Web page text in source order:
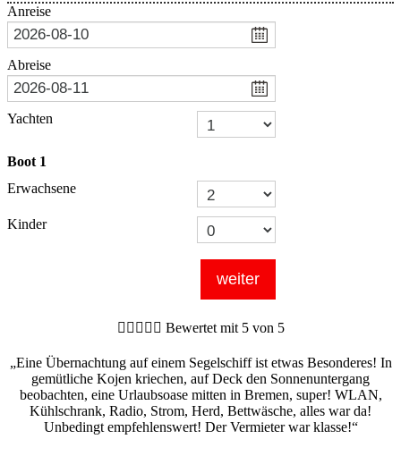
Anreise
Abreise
Yachten
Boot 1
Erwachsene
Kinder
weiter
     Bewertet mit 5 von 5
„Eine Übernachtung auf einem Segelschiff ist etwas Besonderes! In
gemütliche Kojen kriechen, auf Deck den Sonnenuntergang
beobachten, eine Urlaubsoase mitten in Bremen, super! WLAN,
Kühlschrank, Radio, Strom, Herd, Bettwäsche, alles war da!
Unbedingt empfehlenswert! Der Vermieter war klasse!“